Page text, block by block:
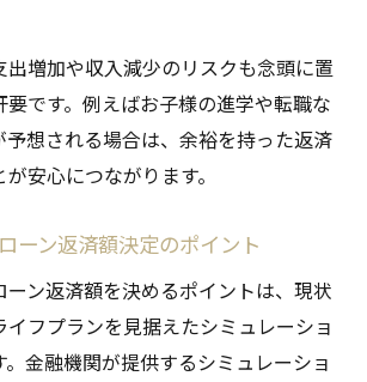
出増加や収入減少のリスクも念頭に置
要です。例えばお子様の進学や転職な
予想される場合は、余裕を持った返済
安心につながります。
ーン返済額決定のポイント
ン返済額を決めるポイントは、現状
フプランを見据えたシミュレーショ
金融機関が提供するシミュレーショ